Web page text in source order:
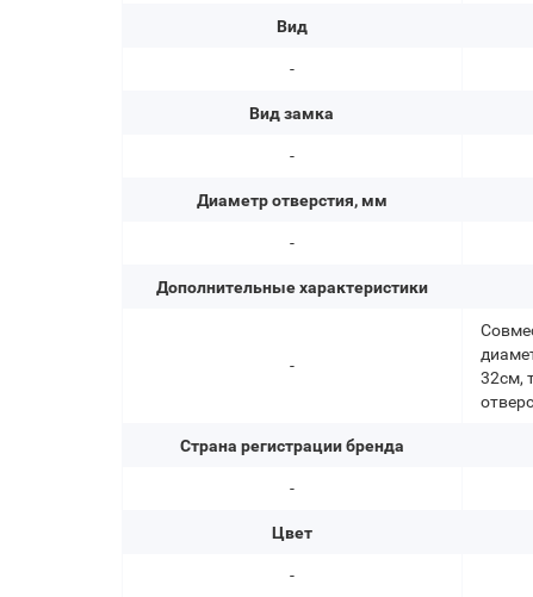
Вид
-
Вид замка
-
Диаметр отверстия, мм
-
Дополнительные характеристики
-
Страна регистрации бренда
-
Цвет
-
32см,